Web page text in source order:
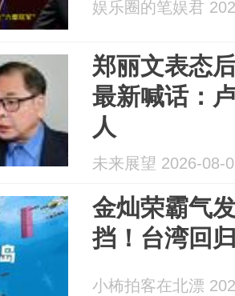
娱乐圈的笔娱君
郑丽文表态
最新喊话：
人
未来展望 2026-08-
金灿荣霸气
挡！台湾回
小柨拍客在北漂